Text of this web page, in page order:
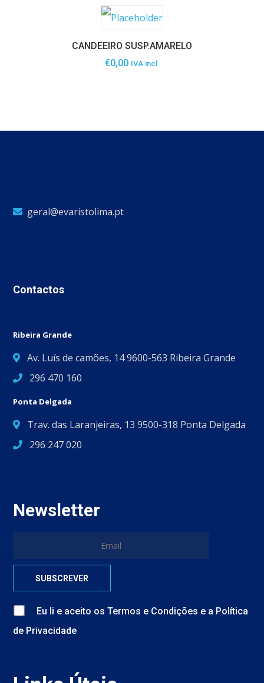
CANDEEIRO SUSP.AMARELO
€0,00 IVA incl.
geral@evaristolima.pt
Contactos
Ribeira Grande
Av. Luís de camões, 14 9600-563 Ribeira Grande
296 470 160
Ponta Delgada
Trav. das Laranjeiras, 13 9500-318 Ponta Delgada
296 247 020
Newsletter
Eu li e aceito osTermos e Condições e a Política
de Privacidade